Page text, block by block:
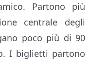
Partono più
centrale degli
poco più di 90
I biglietti partono